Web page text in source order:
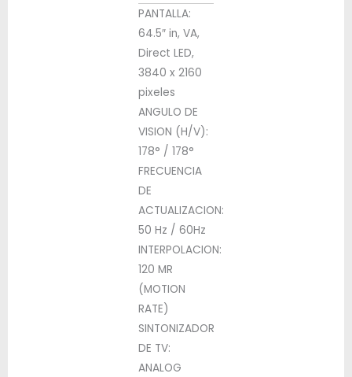
PANTALLA:
64.5″ in, VA,
Direct LED,
3840 x 2160
pixeles
ANGULO DE
VISION (H/V):
178° / 178°
FRECUENCIA
DE
ACTUALIZACION:
50 Hz / 60Hz
INTERPOLACION:
120 MR
(MOTION
RATE)
SINTONIZADOR
DE TV:
ANALOG